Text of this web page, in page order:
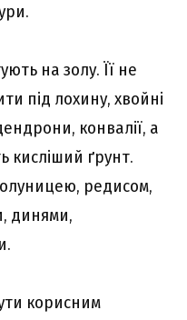
на золу. Її не
під лохину, хвойні
конвалії, а
кисліший ґрунт.
редисом,
динями,
корисним